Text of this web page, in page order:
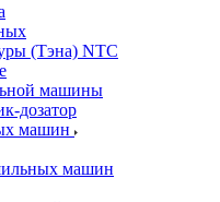
(Тэна) NTC
машины
дозатор
машин
машин